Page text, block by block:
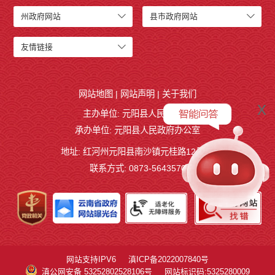
州政府网站 县市政府网站
友情链接
x
网站地图 | 网站声明 | 关于我们
主办单位: 元阳县人民政府
承办单位: 元阳县人民政府办公室
地址: 红河州元阳县南沙镇元桂路12号
联系方式: 0873-5643570
网站支持IPV6
滇ICP备2022007840号
滇公网安备 53252802528106号
网站标识码:5325280009